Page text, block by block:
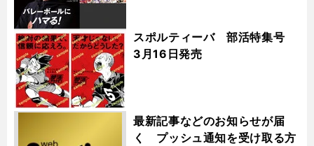
スポルティーバ 部活特集号
3月16日発売
最新記事などのお知らせが届
く プッシュ通知を受け取る方